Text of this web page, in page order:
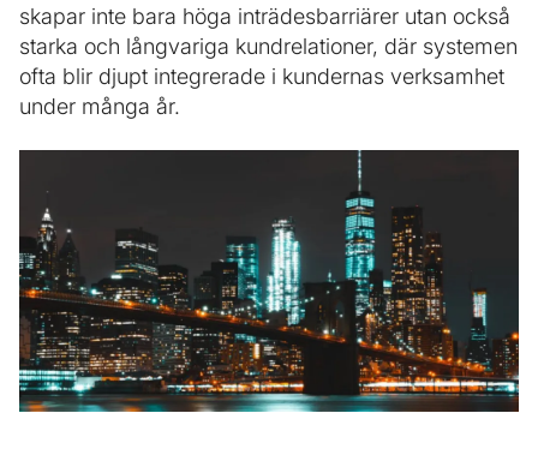
skapar inte bara höga inträdesbarriärer utan också
starka och långvariga kundrelationer, där systemen
ofta blir djupt integrerade i kundernas verksamhet
under många år.